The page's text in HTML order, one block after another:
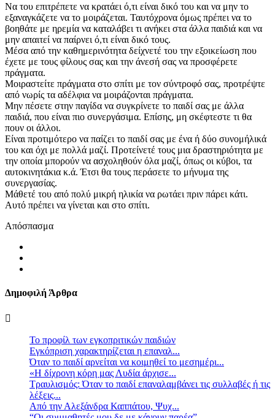
Να του επιτρέπετε να κρατάει ό,τι είναι δικό του και να μην το
εξαναγκάζετε να το μοιράζεται. Ταυτόχρονα όμως πρέπει να το
βοηθάτε με ηρεμία να καταλάβει τι ανήκει στα άλλα παιδιά και να
μην απαιτεί να παίρνει ό,τι είναι δικό τους.
Μέσα από την καθημερινότητα δείχνετέ του την εξοικείωση που
έχετε με τους φίλους σας και την άνεσή σας να προσφέρετε
πράγματα.
Μοιραστείτε πράγματα στο σπίτι με τον σύντροφό σας, προτρέψτε
από νωρίς τα αδέλφια να μοιράζονται πράγματα.
Mην πέσετε στην παγίδα να συγκρίνετε το παιδί σας με άλλα
παιδιά, που είναι πιο συνεργάσιμα. Επίσης, μη σκέφτεστε τι θα
πουν οι άλλοι.
Eίναι προτιμότερο να παίζει το παιδί σας με ένα ή δύο συνομήλικά
του και όχι με πολλά μαζί. Προτείνετέ τους μια δραστηριότητα με
την οποία μπορούν να ασχοληθούν όλα μαζί, όπως οι κύβοι, τα
αυτοκινητάκια κ.ά. Έτσι θα τους περάσετε το μήνυμα της
συνεργασίας.
Μάθετέ του από πολύ μικρή ηλικία να ρωτάει πριν πάρει κάτι.
Αυτό πρέπει να γίνεται και στο σπίτι.
Απόσπασμα
Δημοφιλή Άρθρα
Το προφίλ των εγκοπριτικών παιδιών
Eγκόπριση χαρακτηρίζεται η επαναλ...
Όταν το παιδί αρνείται να κοιμηθεί το μεσημέρι...
«Η δίχρονη κόρη μας Λυδία άρχισε...
Τραυλισμός: Όταν το παιδί επαναλαμβάνει τις συλλαβές ή τις
λέξεις...
Από την Αλεξάνδρα Καππάτου, Ψυχ...